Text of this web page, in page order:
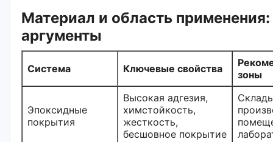
Материал и область
аргументы
Система Ключевые свойства
зоны
Эпоксидные
покрытия
Высокая адгезия,
химстойкость,
жесткость,
бесшовное покрытие